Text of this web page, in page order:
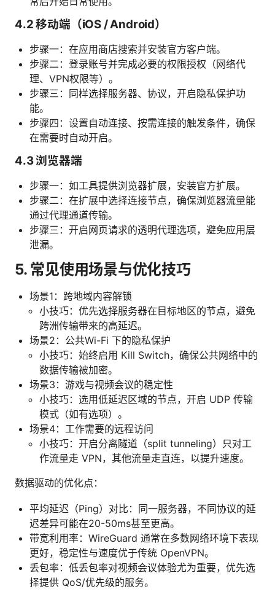
4.2 移动端（iOS / Android）
步骤一：在应用商店搜索并安装官方客户端。
步骤二：登录账号并完成必要的权限授权（网络代
理、VPN权限等）。
步骤三：同样选择服务器、协议，开启隐私保护功
能。
步骤四：设置自动连接、按需连接的触发条件，确保
在需要时自动开启。
4.3 浏览器端
步骤一：如工具提供浏览器扩展，安装官方扩展。
步骤二：在扩展中选择连接节点，确保浏览器流量能
通过代理通道传输。
步骤三：开启网页请求的透明代理选项，避免应用层
泄漏。
5. 常见使用场景与优化技巧
场景1：跨地域内容解锁
小技巧：优先选择服务器在目标地区的节点，避免
跨洲传输带来的高延迟。
场景2：公共Wi-Fi 下的隐私保护
小技巧：始终启用 Kill Switch，确保公共网络中的
数据传输被加密。
场景3：游戏与视频会议的稳定性
小技巧：选用低延迟区域的节点，开启 UDP 传输
模式（如有选项）。
场景4：工作需要的远程访问
小技巧：开启分离隧道（split tunneling）只对工
作流量走 VPN，其他流量走直连，以提升速度。
数据驱动的优化点：
平均延迟（Ping）对比：同一服务器，不同协议的延
迟差异可能在20-50ms甚至更高。
带宽利用率：WireGuard 通常在多数网络环境下表现
更好，稳定性与速度优于传统 OpenVPN。
丢包率：低丢包率对视频会议体验尤为重要，优先选
择提供 QoS/优先级的服务。